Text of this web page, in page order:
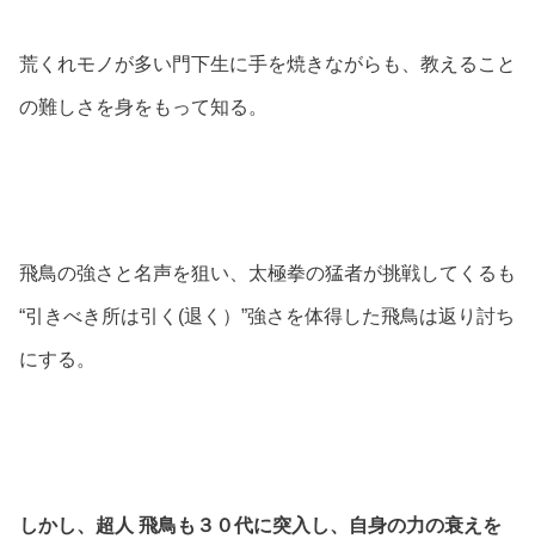
荒くれモノが多い門下生に手を焼きながらも、教えること
の難しさを身をもって知る。
飛鳥の強さと名声を狙い、太極拳の猛者が挑戦してくるも
“引きべき所は引く(退く）”強さを体得した飛鳥は返り討ち
にする。
しかし、超人 飛鳥も３０代に突入し、自身の力の衰えを